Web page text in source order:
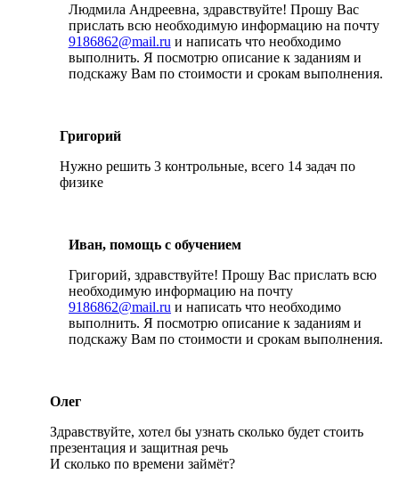
Людмила Андреевна, здравствуйте! Прошу Вас
прислать всю необходимую информацию на почту
9186862@mail.ru и написать что необходимо
выполнить. Я посмотрю описание к заданиям и
подскажу Вам по стоимости и срокам выполнения.
Григорий
Нужно решить 3 контрольные, всего 14 задач по
физике
Иван, помощь с обучением
Григорий, здравствуйте! Прошу Вас прислать всю
необходимую информацию на почту
9186862@mail.ru и написать что необходимо
выполнить. Я посмотрю описание к заданиям и
подскажу Вам по стоимости и срокам выполнения.
Олег
Здравствуйте, хотел бы узнать сколько будет стоить
презентация и защитная речь
И сколько по времени займёт?